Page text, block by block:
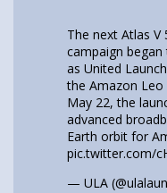
The next Atlas V
campaign began
as United
the Amazon
May 22, the
advanced
Earth orbit for
pic.twitter.com/
— ULA